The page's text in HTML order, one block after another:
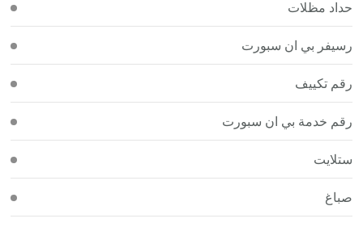
حداد مظلات
رسيفر بي ان سبورت
رقم تكييف
رقم خدمة بي ان سبورت
ستلايت
صباغ